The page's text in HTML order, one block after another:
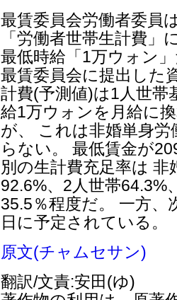
最賃委員会労働者委員
「労働者世帯生計費
最低時給「1万ウォン
最賃委員会に提出した
計費(予測値)は1人世
給1万ウォンを月給に
が、 これは非婚単身
らない。 最低賃金が
別の生計費充足率は 非
92.6%、2人世帯64.3%
35.5％程度だ。 一方、
日に予定されている。
原文(チャムセサン)
翻訳/文責:安田(ゆ)